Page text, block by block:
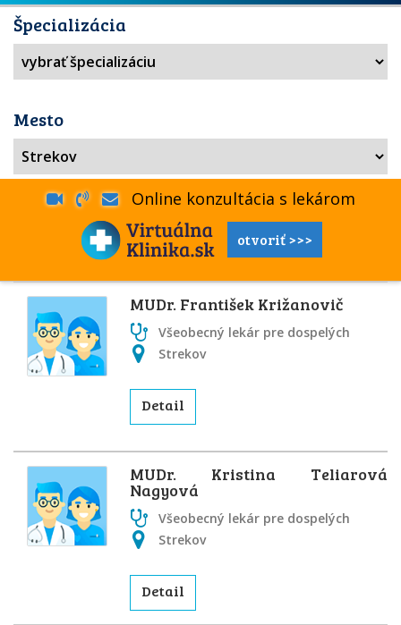
Špecializácia
Mesto
Online konzultácia s lekárom
otvoriť >>>
MUDr. František Križanovič
Všeobecný lekár pre dospelých
Strekov
Detail
MUDr. Kristina Teliarová
Nagyová
Všeobecný lekár pre dospelých
Strekov
Detail